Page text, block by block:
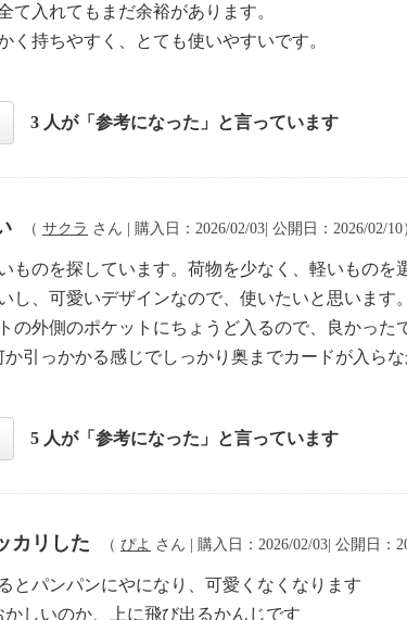
て入れてもまだ余裕があります。
く持ちやすく、とても使いやすいです。
3 人が「参考になった」と言っています
（ サクラ さん | 購入日：2026/02/03| 公開日：2026/02/10
ものを探しています。荷物を少なく、軽いもの
し、可愛いデザインなので、使いたいと思いま
の外側のポケットにちょうど入るので、良かった
か引っかかる感じでしっかり奥までカードが入
5 人が「参考になった」と言っています
カリした （ ぴよ さん | 購入日：2026/02/03| 公開日：
とパンパンにやになり、可愛くなくなります
しいのか、上に飛び出るかんじです